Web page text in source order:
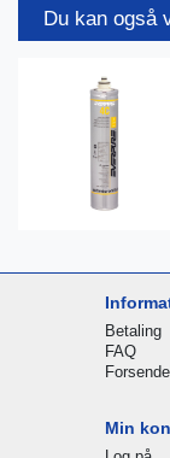
Du kan også
Betaling
FAQ
Min